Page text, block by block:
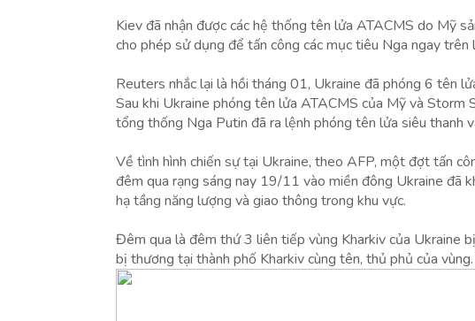
Kiev đã nhận được các hệ thống tên lửa ATACMS do Mỹ
cho phép sử dụng để tấn công các mục tiêu Nga ngay trên
Reuters nhắc lại là hồi tháng 01, Ukraine đã phóng 6 tên
Sau khi Ukraine phóng tên lửa ATACMS của Mỹ và Storm
tổng thống Nga Putin đã ra lệnh phóng tên lửa siêu thanh
Về tình hình chiến sự tại Ukraine, theo AFP, một đợt tấn
đêm qua rạng sáng nay 19/11 vào miền đông Ukraine đã
hạ tầng năng lượng và giao thông trong khu vực.
Đêm qua là đêm thứ 3 liên tiếp vùng Kharkiv của Ukraine
bị thương tại thành phố Kharkiv cùng tên, thủ phủ của